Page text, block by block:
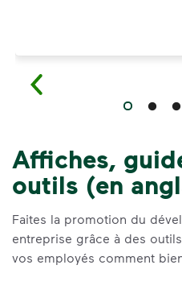
Affiches,
outils (en
Faites la promotion du
entreprise grâce à des
vos employés comment